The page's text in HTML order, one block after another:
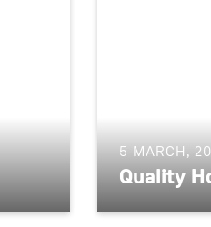
5 MARCH,
Quality